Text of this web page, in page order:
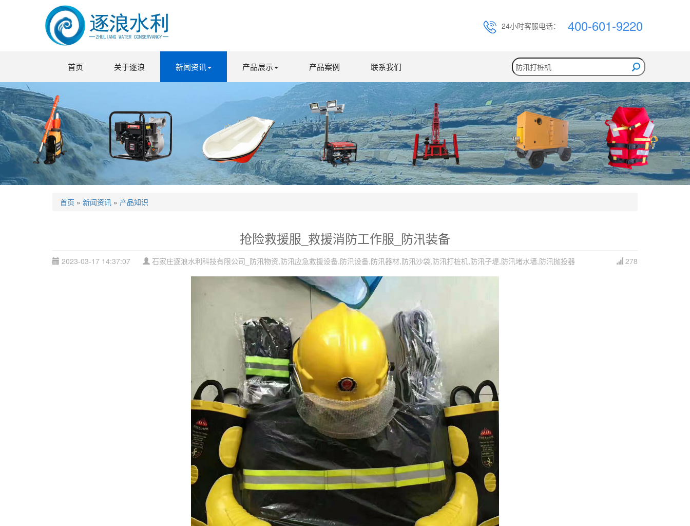
400-601-9220
24小时客服电话：
首页 关于逐浪 新闻资讯 产品展示 产品案例 联系我们
首页 » 新闻资讯 » 产品知识
抢险救援服_救援消防工作服_防汛装备
278
2023-03-17 14:37:07 石家庄逐浪水利科技有限公司_防汛物资,防汛应急救援设备,防汛设备,防汛器材,防汛沙袋,防汛打桩机,防汛子堤,防汛堵水墙,防汛抛投器